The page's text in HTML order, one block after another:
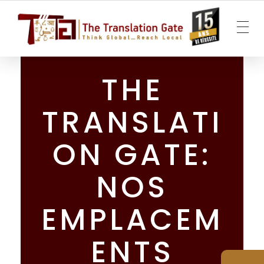
The Translation Gate
THE
TRANSLATI
ON GATE:
NOS
EMPLACEM
ENTS